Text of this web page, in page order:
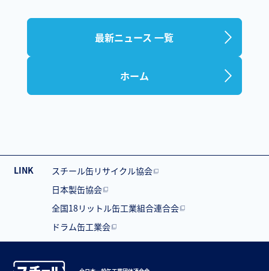
最新ニュース 一覧
ホーム
LINK
スチール缶リサイクル協会
日本製缶協会
全国18リットル缶工業組合連合会
ドラム缶工業会